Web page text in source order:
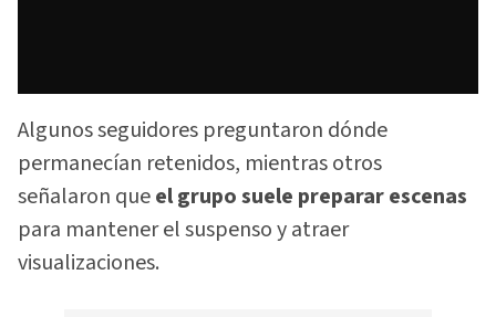
Algunos seguidores preguntaron dónde
permanecían retenidos, mientras otros
señalaron queel grupo suele preparar escenas
para mantener el suspenso y atraer
visualizaciones.